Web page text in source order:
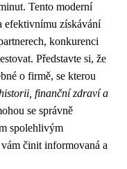
Tento moderní
efektivnímu získávání
konkurenci
Představte si, že
o firmě, se kterou
finanční zdraví a
se správně
spolehlivým
činit informovaná a